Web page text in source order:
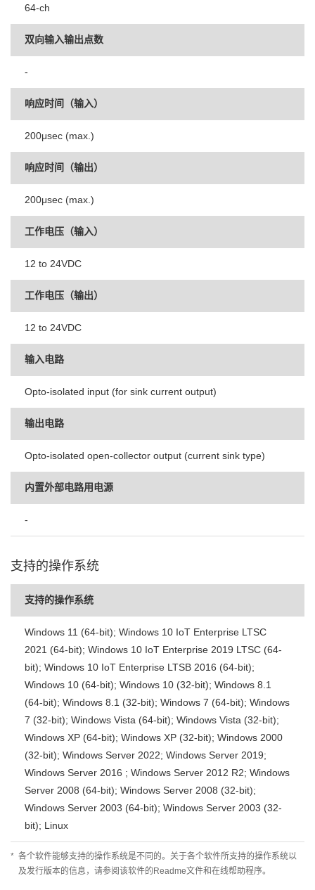
64-ch
双向输入输出点数
-
响应时间（输入）
200μsec (max.)
响应时间（输出）
200μsec (max.)
工作电压（输入）
12 to 24VDC
工作电压（输出）
12 to 24VDC
输入电路
Opto-isolated input (for sink current output)
输出电路
Opto-isolated open-collector output (current sink type)
内置外部电路用电源
-
支持的操作系统
支持的操作系统
Windows 11 (64-bit); Windows 10 IoT Enterprise LTSC
2021 (64-bit); Windows 10 IoT Enterprise 2019 LTSC (64-
bit); Windows 10 IoT Enterprise LTSB 2016 (64-bit);
Windows 10 (64-bit); Windows 10 (32-bit); Windows 8.1
(64-bit); Windows 8.1 (32-bit); Windows 7 (64-bit); Windows
7 (32-bit); Windows Vista (64-bit); Windows Vista (32-bit);
Windows XP (64-bit); Windows XP (32-bit); Windows 2000
(32-bit); Windows Server 2022; Windows Server 2019;
Windows Server 2016 ; Windows Server 2012 R2; Windows
Server 2008 (64-bit); Windows Server 2008 (32-bit);
Windows Server 2003 (64-bit); Windows Server 2003 (32-
bit); Linux
* 各个软件能够支持的操作系统是不同的。关于各个软件所支持的操作系统以
及发行版本的信息，请参阅该软件的Readme文件和在线帮助程序。